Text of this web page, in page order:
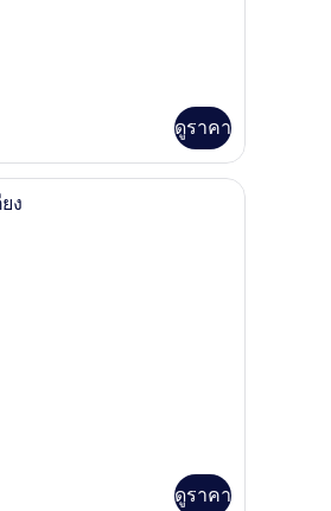
ดูราคา
านวมขนเป็ด, ตู้นิรภัยในห้องพัก
เครื่องนอนป้องกันสารก่อภูมิแพ้, ผ้านวมขนเป็
ง
ดูราคา